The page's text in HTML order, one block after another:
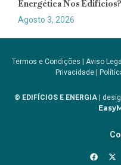
Energética Nos Edifícios?
Agosto 3, 2026
Termos e Condições | Aviso Legal
Privacidade|
© EDIFÍCIOS E ENERGIA |